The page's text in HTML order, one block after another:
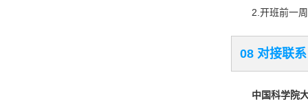
2.开班前一
08 对接联系
中国科学院